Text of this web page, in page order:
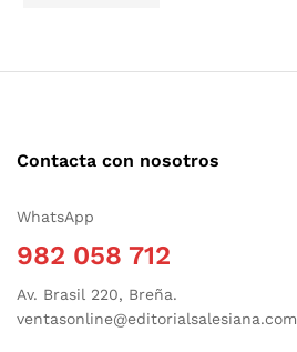
Contacta con nosotros
WhatsApp
982 058 712
Av. Brasil 220, Breña.
ventasonline@editorialsalesiana.com